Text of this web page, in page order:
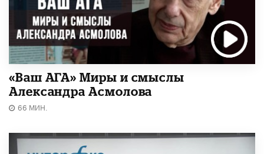
«Ваш АГА» Миры и смыслы
Александра Асмолова
66 МИН.